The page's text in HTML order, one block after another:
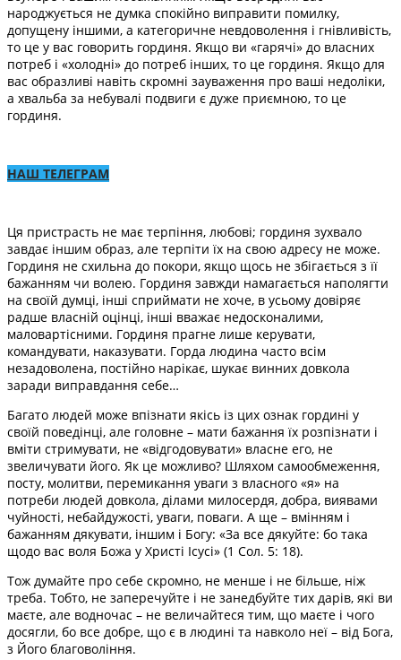
народжується не думка спокійно виправити помилку,
допущену іншими, а категоричне невдоволення і гнівливість,
то це у вас говорить гординя. Якщо ви «гарячі» до власних
потреб і «холодні» до потреб інших, то це гординя. Якщо для
вас образливі навіть скромні зауваження про ваші недоліки,
а хвальба за небувалі подвиги є дуже приємною, то це
гординя.
НАШ ТЕЛЕГРАМ
Ця пристрасть не має терпіння, любові; гординя зухвало
завдає іншим образ, але терпіти їх на свою адресу не може.
Гординя не схильна до покори, якщо щось не збігається з її
бажанням чи волею. Гординя завжди намагається наполягти
на своїй думці, інші сприймати не хоче, в усьому довіряє
радше власній оцінці, інші вважає недосконалими,
маловартісними. Гординя прагне лише керувати,
командувати, наказувати. Горда людина часто всім
незадоволена, постійно нарікає, шукає винних довкола
заради виправдання себе…
Багато людей може впізнати якісь із цих ознак гордині у
своїй поведінці, але головне – мати бажання їх розпізнати і
вміти стримувати, не «відгодовувати» власне его, не
звеличувати його. Як це можливо? Шляхом самообмеження,
посту, молитви, перемикання уваги з власного «я» на
потреби людей довкола, ділами милосердя, добра, виявами
чуйності, небайдужості, уваги, поваги. А ще – вмінням і
бажанням дякувати, іншим і Богу: «За все дякуйте: бо така
щодо вас воля Божа у Христi Iсусi» (1 Сол. 5: 18).
Тож думайте про себе скромно, не менше і не більше, ніж
треба. Тобто, не заперечуйте і не занедбуйте тих дарів, які ви
маєте, але водночас – не величайтеся тим, що маєте і чого
досягли, бо все добре, що є в людині та навколо неї – від Бога,
з Його благовоління.